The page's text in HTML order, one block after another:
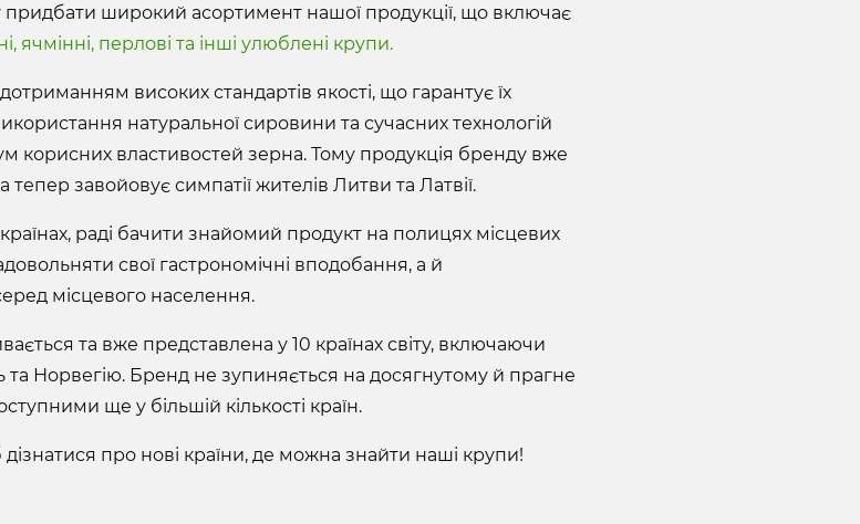
придбати широкий асортимент нашої продукції, що включає
ячмінні, перлові та інші улюблені крупи.
високих стандартів якості, що гарантує їх
натуральної сировини та сучасних технологій
корисних властивостей зерна. Тому продукція бренду вже
тепер завойовує симпатії жителів Литви та Латвії.
раді бачити знайомий продукт на полицях місцевих
свої гастрономічні вподобання, а й
місцевого населення.
та вже представлена у 10 країнах світу, включаючи
Норвегію. Бренд не зупиняється на досягнутому й прагне
ще у більшій кількості країн.
про нові країни, де можна знайти наші крупи!